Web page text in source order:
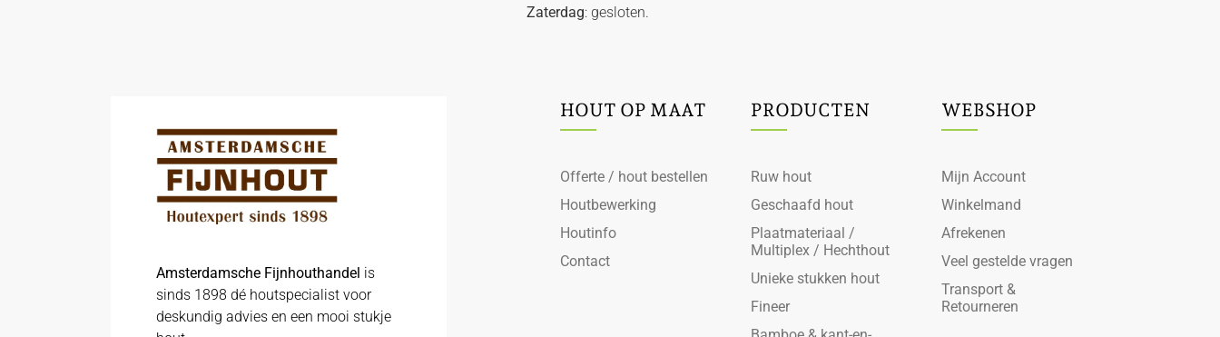
Zaterdag: gesloten.
Amsterdamsche Fijnhouthandel is
sinds 1898 dé houtspecialist voor
deskundig advies en een mooi stukje
HOUT OP MAAT
Offerte / hout bestellen
Houtbewerking
Houtinfo
Contact
PRODUCTEN
Ruw hout
Geschaafd hout
Plaatmateriaal /
Multiplex / Hechthout
Unieke stukken hout
Fineer
WEBSHOP
Mijn Account
Winkelmand
Afrekenen
Veel gestelde vragen
Transport &
Retourneren